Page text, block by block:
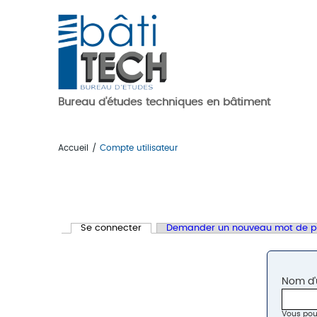
Bureau d'études techniques en bâtiment
Accueil / Compte utilisateur
Se connecter (onglet actif)
Demander un nouveau mot de
Nom
Vous